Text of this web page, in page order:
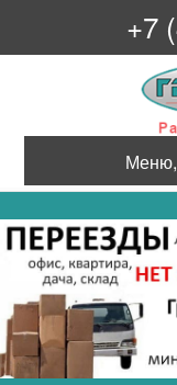
+7
Меню,